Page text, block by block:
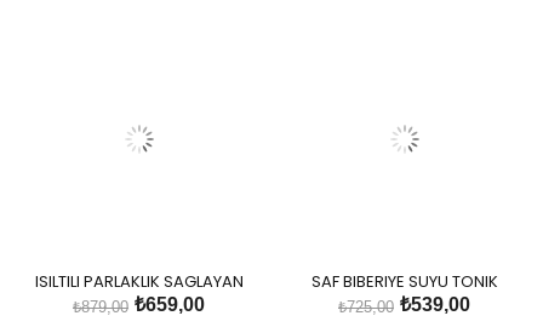
ISILTILI PARLAKLIK SAGLAYAN
BITKISEL SAÇ BAKIM YAGI - TÜM
₺659,00
₺879,00
SAF BIBERIYE SUYU TONIK
₺539,00
₺725,00